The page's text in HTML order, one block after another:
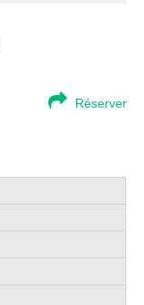
Réserver